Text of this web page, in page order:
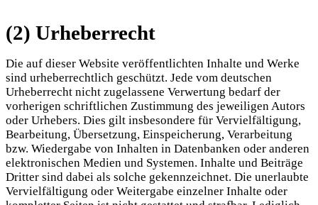
(2) Urheberrecht
Die auf dieser Website veröffentlichten Inhalte und Werke
sind urheberrechtlich geschützt. Jede vom deutschen
Urheberrecht nicht zugelassene Verwertung bedarf der
vorherigen schriftlichen Zustimmung des jeweiligen Autors
oder Urhebers. Dies gilt insbesondere für Vervielfältigung,
Bearbeitung, Übersetzung, Einspeicherung, Verarbeitung
bzw. Wiedergabe von Inhalten in Datenbanken oder anderen
elektronischen Medien und Systemen. Inhalte und Beiträge
Dritter sind dabei als solche gekennzeichnet. Die unerlaubte
Vervielfältigung oder Weitergabe einzelner Inhalte oder